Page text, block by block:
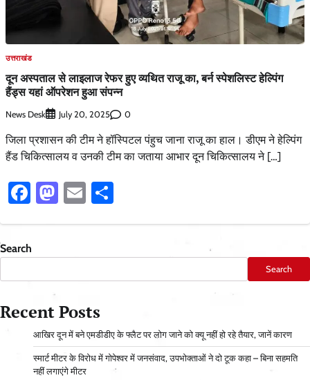
उत्तराखंड
दून अस्पताल से लाइलाज रेफर हुए व्यथित राजू का, बर्न स्पेशलिस्ट हेल्पिंग
हैंड्स यहां ऑपरेशन हुआ संपन्न
News Desk July 20, 2025 0
जिला प्रशासन की टीम ने हॉस्पिटल पंहुच जाना राजू का हाल। डीएम ने हेल्पिंग
हैंड चिकित्सालय व उनकी टीम का जताया आभार दून चिकित्सालय ने […]
Facebook
Mastodon
Email
Search
Search
Recent Posts
आ​खिर दून में बने एमडीडीए के फ्लैट पर लोग जाने को क्यू नहीं हो रहे तैयार, जानें कारण
स्मार्ट मीटर के विरोध में गोपेश्वर में जनसंवाद, उपभोक्ताओं ने दो टूक कहा – बिना सहमति
नहीं लगाएंगे मीटर